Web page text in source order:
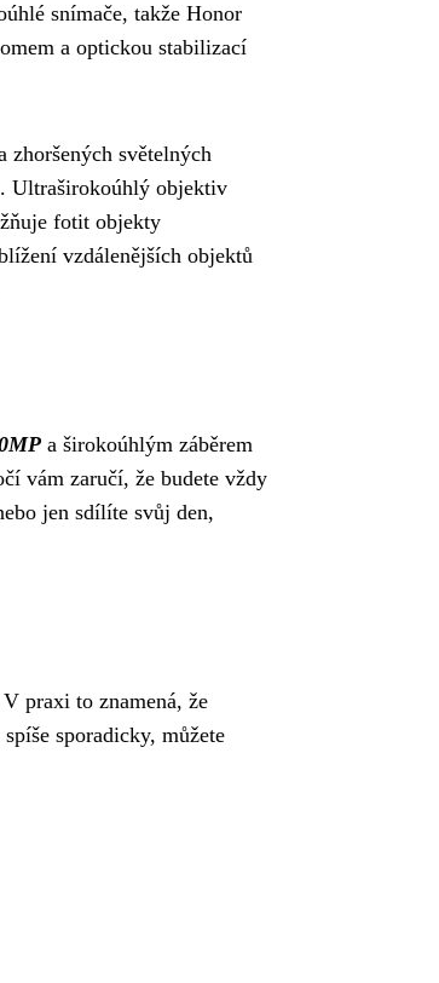
snímače, takže Honor
a optickou stabilizací
zhoršených světelných
Ultraširokoúhlý objektiv
fotit objekty
vzdálenějších objektů
a širokoúhlým záběrem
vám zaručí, že budete vždy
jen sdílíte svůj den,
praxi to znamená, že
sporadicky, můžete